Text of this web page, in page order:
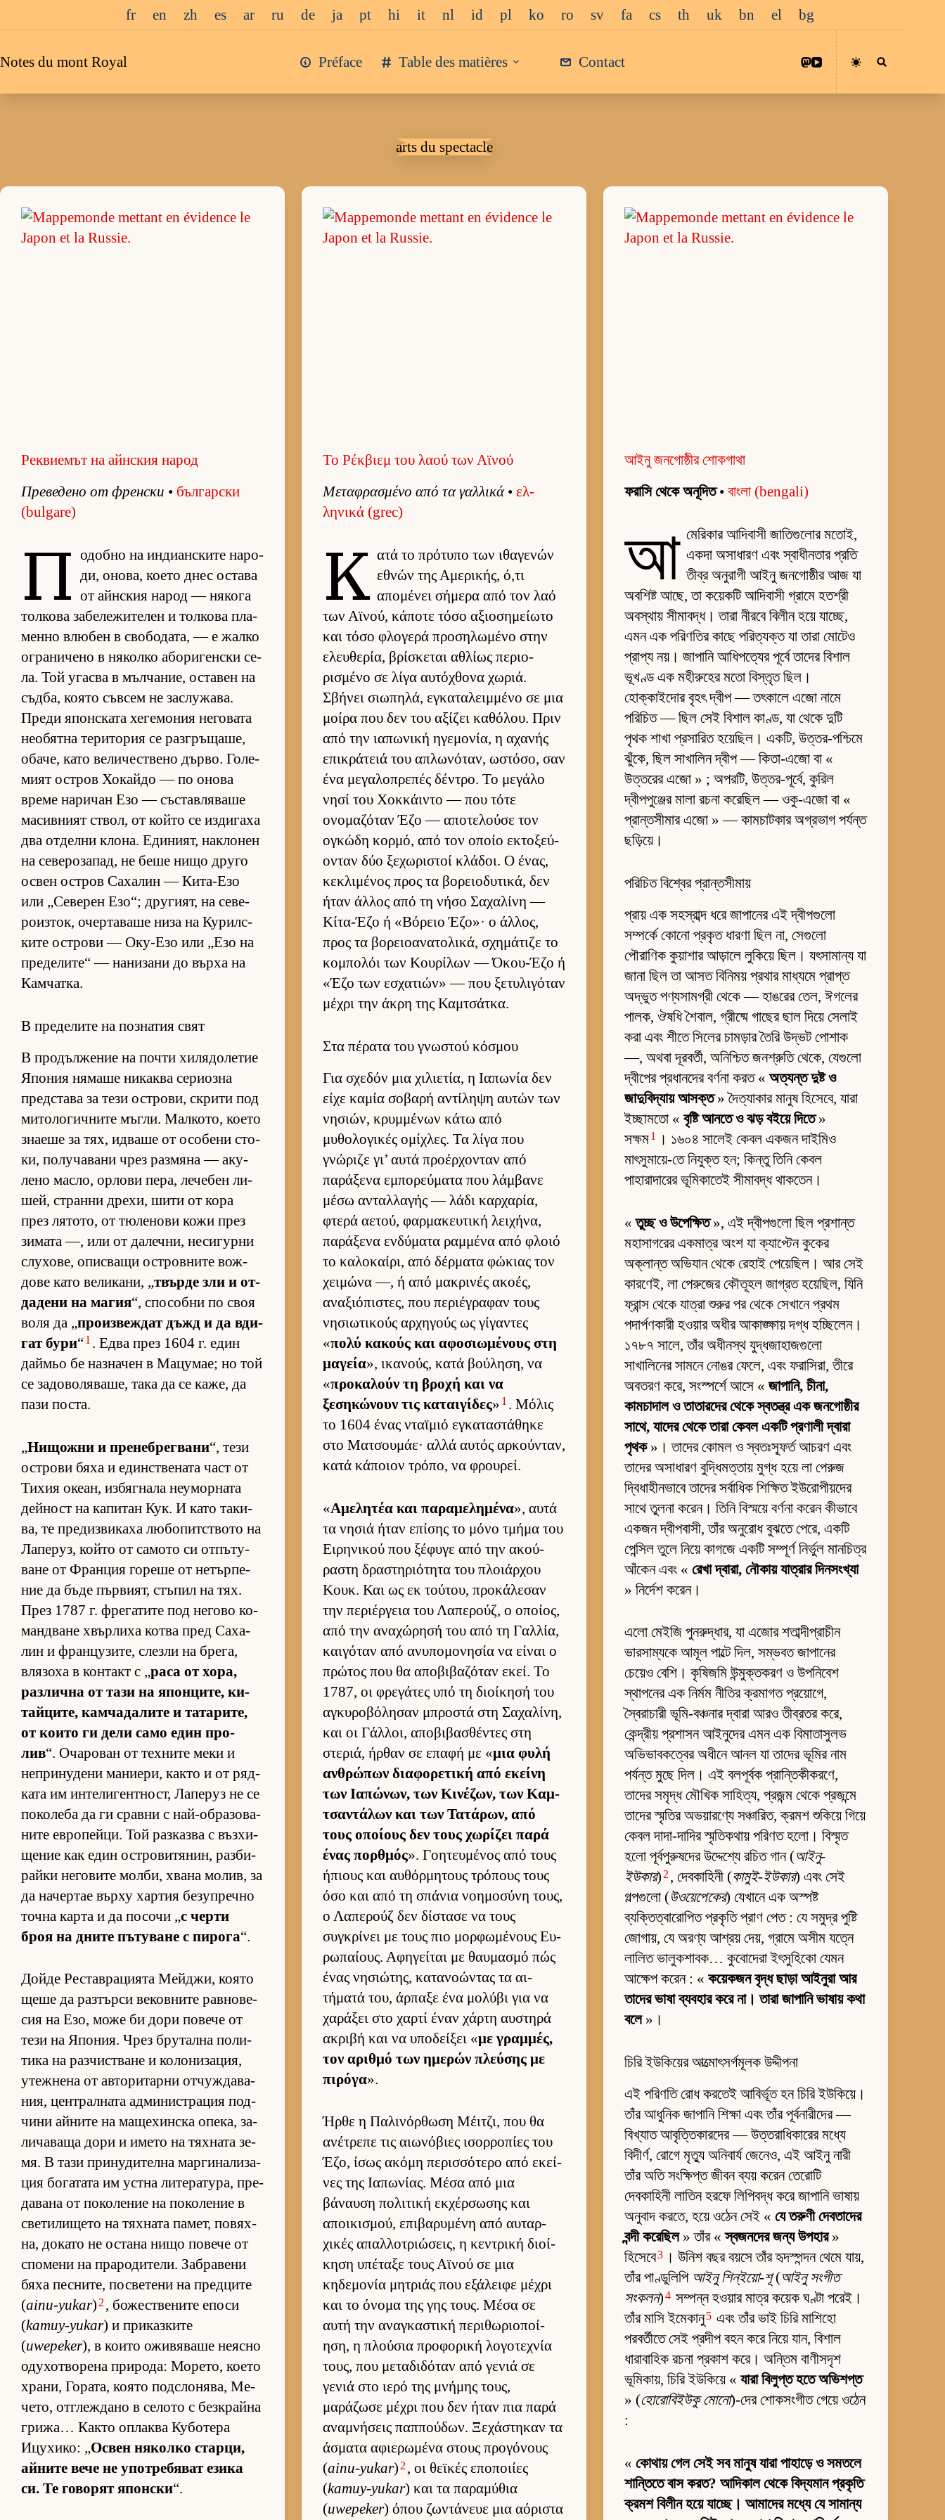
au
fr en zh es ar ru de ja pt hi it nl id pl ko ro sv fa cs th uk bn el bg
Notes du mont Royal Préface Table des matières Contact
arts du spectacle
Реквиемът на айнския народ
Пре­ве­дено от френ­ски • бъл­гар­ски
(bulgare)
П о­добно на ин­ди­ан­с­ките на­ро­
ди, оно­ва, ко­ето днес ос­тава
от айн­с­кия на­род — ня­кога
тол­кова за­бе­ле­жи­те­лен и тол­кова пла­
менно влю­бен в сво­бо­да­та, — е жалко
ог­ра­ни­чено в ня­колко або­ри­ген­ски се­
ла. Той угасва в мъл­ча­ние, ос­та­вен на
съд­ба, ко­ято съв­сем не зас­лу­жа­ва.
Преди япон­с­ката хе­ге­мо­ния не­го­вата
не­о­бятна те­ри­то­рия се раз­г­ръ­ща­ше,
оба­че, като ве­ли­чес­т­вено дър­во. Го­ле­
мият ос­т­ров Хо­кайдо — по онова
време на­ри­чан Езо — със­тав­ля­ваше
ма­сив­ният ствол, от който се из­ди­гаха
два от­делни кло­на. Еди­ни­ят, нак­ло­нен
на се­ве­ро­за­пад, не беше нищо друго
ос­вен ос­т­ров Са­ха­лин — Ки­та-Езо
или „Се­ве­рен Езо“; дру­ги­ят, на се­ве­
ро­из­ток, очер­та­ваше низа на Ку­рил­с­
ките ос­т­рови — Оку-Езо или „Езо на
пре­де­ли­те“ — на­ни­зани до върха на
Кам­чат­ка.
В пределите на познатия свят
В про­дъл­же­ние на почти хи­ля­до­ле­тие
Япо­ния ня­маше ни­каква се­ри­озна
пред­с­тава за тези ос­т­ро­ви, скрити под
ми­то­ло­гич­ните мъг­ли. Мал­ко­то, ко­ето
зна­еше за тях, ид­ваше от осо­бени сто­
ки, по­лу­ча­вани чрез раз­мяна — аку­
лено мас­ло, ор­лови пе­ра, ле­че­бен ли­
шей, странни дре­хи, шити от кора
през ля­то­то, от тю­ле­нови кожи през
зи­мата —, или от да­леч­ни, не­си­гурни
слу­хо­ве, опис­ващи ос­т­ров­ните вож­
дове като ве­ли­ка­ни, „твърде зли и от­
да­дени на ма­гия“, спо­собни по своя
воля да „про­из­веж­дат дъжд и да вди­
гат бури“1 . Едва през 1604 г. един
дай­мьо бе наз­на­чен в Ма­цу­мае; но той
се за­до­во­ля­ва­ше, така да се ка­же, да
пази пос­та.
„Ни­щожни и пре­неб­рег­вани“, тези
ос­т­рови бяха и един­с­т­ве­ната част от
Ти­хия оке­ан, из­бяг­нала не­у­мор­ната
дей­ност на ка­пи­тан Кук. И като та­ки­
ва, те пре­диз­ви­каха лю­бо­пит­с­твото на
Ла­пе­руз, който от са­мото си от­пъ­ту­
ване от Фран­ция го­реше от не­тър­пе­
ние да бъде пър­ви­ят, стъ­пил на тях.
През 1787 г. фре­га­тите под не­гово ко­
ман­д­ване хвър­лиха котва пред Са­ха­
лин и фран­цу­зи­те, слезли на бре­га,
вля­зоха в кон­такт с „раса от хо­ра,
раз­лична от тази на япон­ци­те, ки­
тай­ци­те, кам­ча­да­лите и та­та­ри­те,
от ко­ито ги дели само един про­
лив“. Оча­ро­ван от тех­ните меки и
неп­ри­ну­дени ма­ни­е­ри, както и от ряд­
ката им ин­те­ли­ген­т­ност, Ла­пе­руз не се
по­ко­леба да ги сравни с най-об­ра­зо­ва­
ните ев­ро­пей­ци. Той раз­казва с въз­хи­
ще­ние как един ос­т­ро­ви­тя­нин, раз­би­
райки не­го­вите мол­би, хвана мо­лив, за
да на­чер­тае върху хар­тия бе­зуп­речно
точна карта и да по­сочи „с черти
броя на дните пъ­ту­ване с пи­рога“.
Дойде Рес­тав­ра­ци­ята Мей­джи, ко­ято
щеше да раз­търси ве­ков­ните рав­но­ве­
сия на Езо, може би дори по­вече от
тези на Япо­ния. Чрез бру­тална по­ли­
тика на раз­чис­т­ване и ко­ло­ни­за­ция,
утеж­нена от ав­то­ри­тарни от­чуж­да­ва­
ния, цен­т­рал­ната ад­ми­нис­т­ра­ция под­
чини ай­ните на ма­ще­хин­ска опе­ка, за­
ли­ча­ваща дори и името на тях­ната зе­
мя. В тази при­ну­ди­телна мар­ги­на­ли­за­
ция бо­га­тата им ус­тна ли­те­ра­ту­ра, пре­
да­вана от по­ко­ле­ние на по­ко­ле­ние в
све­ти­ли­щето на тях­ната па­мет, по­вях­
на, до­като не ос­тана нищо по­вече от
спо­мени на пра­ро­ди­те­ли. Заб­ра­вени
бяха пес­ни­те, пос­ве­тени на пред­ците
(ainu-yukar) 2 , бо­жес­т­ве­ните епоси
(kamuy-yukar) и при­каз­ките
(uwepeker), в ко­ито ожи­вя­ваше не­ясно
оду­хот­во­рена при­ро­да: Мо­ре­то, ко­ето
хра­ни, Го­ра­та, ко­ято под­с­ло­ня­ва, Ме­
че­то, от­г­леж­дано в се­лото с без­к­райна
гри­жа… Както оп­лаква Ку­бо­тера
Ицу­хи­ко: „Ос­вен ня­колко стар­ци,
ай­ните вече не упот­ре­бя­ват езика
си. Те го­во­рят япон­ски“.
Το Ρέκβιεμ του λαού των Αϊνού
Μεταφρασμένο από τα γαλ­λικά•ελ­
ληνικά (grec)
Κ ατά το πρότυπο των ιθαγενών
εθνών της Αμερικής, ό,τι
απομένει σήμερα από τον λαό
των Αϊνού, κάποτε τόσο αξιο­σημεί­ωτο
και τόσο φλογερά προσηλωμένο στην
ελευ­θερία, βρίσκεται αθλίως περιο­
ρισμένο σε λίγα αυ­τόχθονα χωριά.
Σβήνει σιω­πηλά, εγκαταλειμ­μένο σε μια
μοίρα που δεν του αξίζει καθόλου. Πριν
από την ια­πωνική ηγεμονία, η αχανής
επικράτειά του απλωνόταν, ωστόσο, σαν
ένα μεγαλοπρεπές δέντρο. Το μεγάλο
νησί του Χοκ­κάι­ντο — που τότε
ονομαζόταν Έζο — αποτελούσε τον
ογκώδη κορ­μό, από τον οποίο εκτοξεύ­
ονταν δύο ξεχωριστοί κλάδοι. Ο ένας,
κεκλιμένος προς τα βορειο­δυτικά, δεν
ήταν άλ­λος από τη νήσο Σαχαλίνη —
Κίτα-Έζο ή «Βόρειο Έζο»· ο άλ­λος,
προς τα βορειο­ανατολικά, σχημάτιζε το
κομπολόι των Κου­ρίλων — Όκου-Έζο ή
«Έζο των εσχατιών» — που ξετυλιγόταν
μέχρι την άκρη της Καμ­τσάτ­κα.
Στα πέρατα του γνωστού κόσμου
Για σχεδόν μια χιλιε­τία, η Ια­πωνία δεν
είχε καμία σοβαρή αντίληψη αυ­τών των
νησιών, κρυμ­μένων κάτω από
μυθολογικές ομίχλες. Τα λίγα που
γνώριζε γι’ αυτά προέρ­χονταν από
παράξενα εμπορεύ­ματα που λάμ­βανε
μέσω ανταλ­λαγής — λάδι καρ­χαρία,
φτερά αετού, φαρ­μακευ­τική λει­χήνα,
παράξενα εν­δύματα ραμ­μένα από φλοιό
το καλοκαί­ρι, από δέρ­ματα φώκιας τον
χει­μώνα —, ή από μακρινές ακοές,
αναξιόπιστες, που περιέγραφαν τους
νησιω­τικούς αρ­χηγούς ως γίγαντες
«πολύ κακούς και αφοσιω­μένους στη
μαγεία», ικανούς, κατά βού­ληση, να
«προκαλούν τη βροχή και να
ξεσηκώνουν τις καται­γίδες» 1 . Μόλις
το 1604 ένας νταϊμιό εγκαταστάθηκε
στο Ματσου­μάε· αλλά αυ­τός αρ­κού­νταν,
κατά κάποιον τρόπο, να φρου­ρεί.
«Αμελητέα και παραμελημένα», αυτά
τα νησιά ήταν επίσης το μόνο τμήμα του
Ει­ρηνικού που ξέφυγε από την ακού­
ραστη δραστηριότητα του πλοιάρ­χου
Κουκ. Και ως εκ τού­του, προκάλεσαν
την περιέρ­γεια του Λαπερούζ, ο οποί­ος,
από την αναχώρησή του από τη Γαλ­λία,
και­γόταν από ανυπομονησία να εί­ναι ο
πρώτος που θα αποβιβαζόταν εκεί. Το
1787, οι φρεγάτες υπό τη διοί­κησή του
αγκυροβόλησαν μπροστά στη Σαχαλίνη,
και οι Γάλ­λοι, αποβιβασθέντες στη
στεριά, ήρ­θαν σε επαφή με «μια φυλή
αν­θρώπων δια­φορετική από εκείνη
των Ια­πώνων, των Κινέζων, των Καμ­
τσαντάλων και των Τατάρων, από
τους οποί­ους δεν τους χωρίζει παρά
ένας πορ­θμός». Γοη­τευ­μένος από τους
ήπιους και αυ­θόρ­μητους τρόπους τους
όσο και από τη σπάνια νοη­μοσύνη τους,
ο Λαπερούζ δεν δίστασε να τους
συγκρίνει με τους πιο μορ­φωμένους Ευ­
ρωπαί­ους. Αφηγεί­ται με θαυ­μασμό πώς
ένας νησιώτης, κατανοώντας τα αι­
τήματά του, άρ­παξε ένα μολύβι για να
χαράξει στο χαρτί έναν χάρτη αυ­στηρά
ακριβή και να υποδεί­ξει «με γραμ­μές,
τον αριθμό των ημερών πλεύ­σης με
πιρόγα».
Ήρθε η Παλινόρ­θωση Μέιτζι, που θα
ανέτρεπε τις αιω­νόβιες ισορ­ροπίες του
Έζο, ίσως ακόμη περισ­σότερο από εκεί­
νες της Ια­πωνίας. Μέσα από μια
βάναυση πολιτική εκ­χέρ­σωσης και
αποι­κισμού, επιβαρυμένη από αυ­ταρ­
χικές απαλ­λοτριώσεις, η κεντρική διοί­
κηση υπέταξε τους Αϊνού σε μια
κηδεμονία μητριάς που εξάλειφε μέχρι
και το όνομα της γης τους. Μέσα σε
αυτή την αναγκαστική περιθωριο­ποί­
ηση, η πλού­σια προφορική λογοτεχνία
τους, που μεταδιδόταν από γενιά σε
γενιά στο ιερό της μνήμης τους,
μαράζωσε μέχρι που δεν ήταν πια παρά
αναμνήσεις παπ­πού­δων. Ξεχάστηκαν τα
άσματα αφιε­ρωμένα στους προγόνους
(ainu-yukar) 2 , οι θεϊκές εποποι­ίες
(kamuy-yukar) και τα παραμύθια
(uwepeker) όπου ζωντάνευε μια αόριστα
আইনু জনগোষ্ঠীর শোকগাথা
ফরাসি থেকে অনূদিত•বাংলা (bengali)
আ মেরিকার আদিবাসী জাতিগুলোর মতোই,
একদা অসাধারণ এবং স্বাধীনতার প্রতি
তীব্র অনুরাগী আইনু জনগোষ্ঠীর আজ যা
অবশিষ্ট আছে, তা কয়েকটি আদিবাসী গ্রামে হতশ্রী
অবস্থায় সীমাবদ্ধ। তারা নীরবে বিলীন হয়ে যাচ্ছে,
এমন এক পরিণতির কাছে পরিত্যক্ত যা তারা মোটেও
প্রাপ্য নয়। জাপানি আধিপত্যের পূর্বে তাদের বিশাল
ভূখণ্ড এক মহীরুহের মতো বিস্তৃত ছিল।
হোক্কাইদোর বৃহৎ দ্বীপ — তৎকালে এজো নামে
পরিচিত — ছিল সেই বিশাল কাণ্ড, যা থেকে দুটি
পৃথক শাখা প্রসারিত হয়েছিল। একটি, উত্তর-পশ্চিমে
ঝুঁকে, ছিল সাখালিন দ্বীপ — কিতা-এজো বা «
উত্তরের এজো » ; অপরটি, উত্তর-পূর্বে, কুরিল
দ্বীপপুঞ্জের মালা রচনা করেছিল — ওকু-এজো বা «
প্রান্তসীমার এজো » — কামচাটকার অগ্রভাগ পর্যন্ত
ছড়িয়ে।
পরিচিত বিশ্বের প্রান্তসীমায়
প্রায় এক সহস্রাব্দ ধরে জাপানের এই দ্বীপগুলো
সম্পর্কে কোনো প্রকৃত ধারণা ছিল না, সেগুলো
পৌরাণিক কুয়াশার আড়ালে লুকিয়ে ছিল। যৎসামান্য যা
জানা ছিল তা আসত বিনিময় প্রথার মাধ্যমে প্রাপ্ত
অদ্ভুত পণ্যসামগ্রী থেকে — হাঙরের তেল, ঈগলের
পালক, ঔষধি শৈবাল, গ্রীষ্মে গাছের ছাল দিয়ে সেলাই
করা এবং শীতে সিলের চামড়ার তৈরি উদ্ভট পোশাক
—, অথবা দূরবর্তী, অনিশ্চিত জনশ্রুতি থেকে, যেগুলো
দ্বীপের প্রধানদের বর্ণনা করত «অত্যন্ত দুষ্ট ও
জাদুবিদ্যায় আসক্ত» দৈত্যাকার মানুষ হিসেবে, যারা
ইচ্ছামতো «বৃষ্টি আনতে ও ঝড় বইয়ে দিতে»
সক্ষম1
। ১৬০৪ সালেই কেবল একজন দাইমিও
মাৎসুমায়ে-তে নিযুক্ত হন; কিন্তু তিনি কেবল
পাহারাদারের ভূমিকাতেই সীমাবদ্ধ থাকতেন।
«তুচ্ছ ও উপেক্ষিত», এই দ্বীপগুলো ছিল প্রশান্ত
মহাসাগরের একমাত্র অংশ যা ক্যাপ্টেন কুকের
অক্লান্ত অভিযান থেকে রেহাই পেয়েছিল। আর সেই
কারণেই, লা পেরুজের কৌতূহল জাগ্রত হয়েছিল, যিনি
ফ্রান্স থেকে যাত্রা শুরুর পর থেকে সেখানে প্রথম
পদার্পণকারী হওয়ার অধীর আকাঙ্ক্ষায় দগ্ধ হচ্ছিলেন।
১৭৮৭ সালে, তাঁর অধীনস্থ যুদ্ধজাহাজগুলো
সাখালিনের সামনে নোঙর ফেলে, এবং ফরাসিরা, তীরে
অবতরণ করে, সংস্পর্শে আসে «জাপানি, চীনা,
কামচাদাল ও তাতারদের থেকে স্বতন্ত্র এক জনগোষ্ঠীর
সাথে, যাদের থেকে তারা কেবল একটি প্রণালী দ্বারা
পৃথক»। তাদের কোমল ও স্বতঃস্ফূর্ত আচরণ এবং
তাদের অসাধারণ বুদ্ধিমত্তায় মুগ্ধ হয়ে লা পেরুজ
দ্বিধাহীনভাবে তাদের সর্বাধিক শিক্ষিত ইউরোপীয়দের
সাথে তুলনা করেন। তিনি বিস্ময়ে বর্ণনা করেন কীভাবে
একজন দ্বীপবাসী, তাঁর অনুরোধ বুঝতে পেরে, একটি
পেন্সিল তুলে নিয়ে কাগজে একটি সম্পূর্ণ নির্ভুল মানচিত্র
আঁকেন এবং «রেখা দ্বারা, নৌকায় যাত্রার দিনসংখ্যা
» নির্দেশ করেন।
এলো মেইজি পুনরুদ্ধার, যা এজোর শতাব্দীপ্রাচীন
ভারসাম্যকে আমূল পাল্টে দিল, সম্ভবত জাপানের
চেয়েও বেশি। কৃষিজমি উন্মুক্তকরণ ও উপনিবেশ
স্থাপনের এক নির্মম নীতির ক্রমাগত প্রয়োগে,
স্বৈরাচারী ভূমি-বঞ্চনার দ্বারা আরও তীব্রতর করে,
কেন্দ্রীয় প্রশাসন আইনুদের এমন এক বিমাতাসুলভ
অভিভাবকত্বের অধীনে আনল যা তাদের ভূমির নাম
পর্যন্ত মুছে দিল। এই বলপূর্বক প্রান্তিকীকরণে,
তাদের সমৃদ্ধ মৌখিক সাহিত্য, প্রজন্ম থেকে প্রজন্মে
তাদের স্মৃতির অভয়ারণ্যে সঞ্চারিত, ক্রমশ শুকিয়ে গিয়ে
কেবল দাদা-দাদির স্মৃতিকথায় পরিণত হলো। বিস্মৃত
হলো পূর্বপুরুষদের উদ্দেশ্যে রচিত গান (আইনু-
ইউকার) 2 , দেবকাহিনী (কামুই-ইউকার) এবং সেই
গল্পগুলো (উওয়েপেকের) যেখানে এক অস্পষ্ট
ব্যক্তিত্বারোপিত প্রকৃতি প্রাণ পেত : যে সমুদ্র পুষ্টি
জোগায়, যে অরণ্য আশ্রয় দেয়, গ্রামে অসীম যত্নে
লালিত ভালুকশাবক… কুবোদেরা ইৎসুহিকো যেমন
আক্ষেপ করেন : «কয়েকজন বৃদ্ধ ছাড়া আইনুরা আর
তাদের ভাষা ব্যবহার করে না। তারা জাপানি ভাষায় কথা
বলে»।
চিরি ইউকিয়ের আত্মোৎসর্গমূলক উদ্দীপনা
এই পরিণতি রোধ করতেই আবির্ভূত হন চিরি ইউকিয়ে।
তাঁর আধুনিক জাপানি শিক্ষা এবং তাঁর পূর্বনারীদের —
বিখ্যাত আবৃত্তিকারদের — উত্তরাধিকারের মধ্যে
বিদীর্ণ, রোগে মৃত্যু অনিবার্য জেনেও, এই আইনু নারী
তাঁর অতি সংক্ষিপ্ত জীবন ব্যয় করেন তেরোটি
দেবকাহিনী লাতিন হরফে লিপিবদ্ধ করে জাপানি ভাষায়
অনুবাদ করতে, হয়ে ওঠেন সেই «যে তরুণী দেবতাদের
বন্দী করেছিল» তাঁর «স্বজনদের জন্য উপহার»
হিসেবে3 । উনিশ বছর বয়সে তাঁর হৃদস্পন্দন থেমে যায়,
তাঁর পাণ্ডুলিপি আইনু শিন্‌ইয়ো-শূ(আইনু সংগীত
সংকলন)4 সম্পন্ন হওয়ার মাত্র কয়েক ঘণ্টা পরেই।
তাঁর মাসি ইমেকানু5 এবং তাঁর ভাই চিরি মাশিহো
পরবর্তীতে সেই প্রদীপ বহন করে নিয়ে যান, বিশাল
ধারাবাহিক রচনা প্রকাশ করে। অন্তিম বাণীসদৃশ
ভূমিকায়, চিরি ইউকিয়ে «যারা বিলুপ্ত হতে অভিশপ্ত
» (হোরোবিইউকু মোনো)-দের শোকসংগীত গেয়ে ওঠেন
:
«কোথায় গেল সেই সব মানুষ যারা পাহাড়ে ও সমতলে
শান্তিতে বাস করত? আদিকাল থেকে বিদ্যমান প্রকৃতি
ক্রমশ বিলীন হয়ে যাচ্ছে। আমাদের মধ্যে যে সামান্য